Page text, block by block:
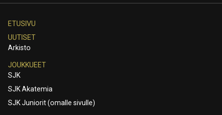
ETUSIVU
UUTISET
Arkisto
JOUKKUEET
SJK
SJK Akatemia
SJK Juniorit (omalle sivulle)